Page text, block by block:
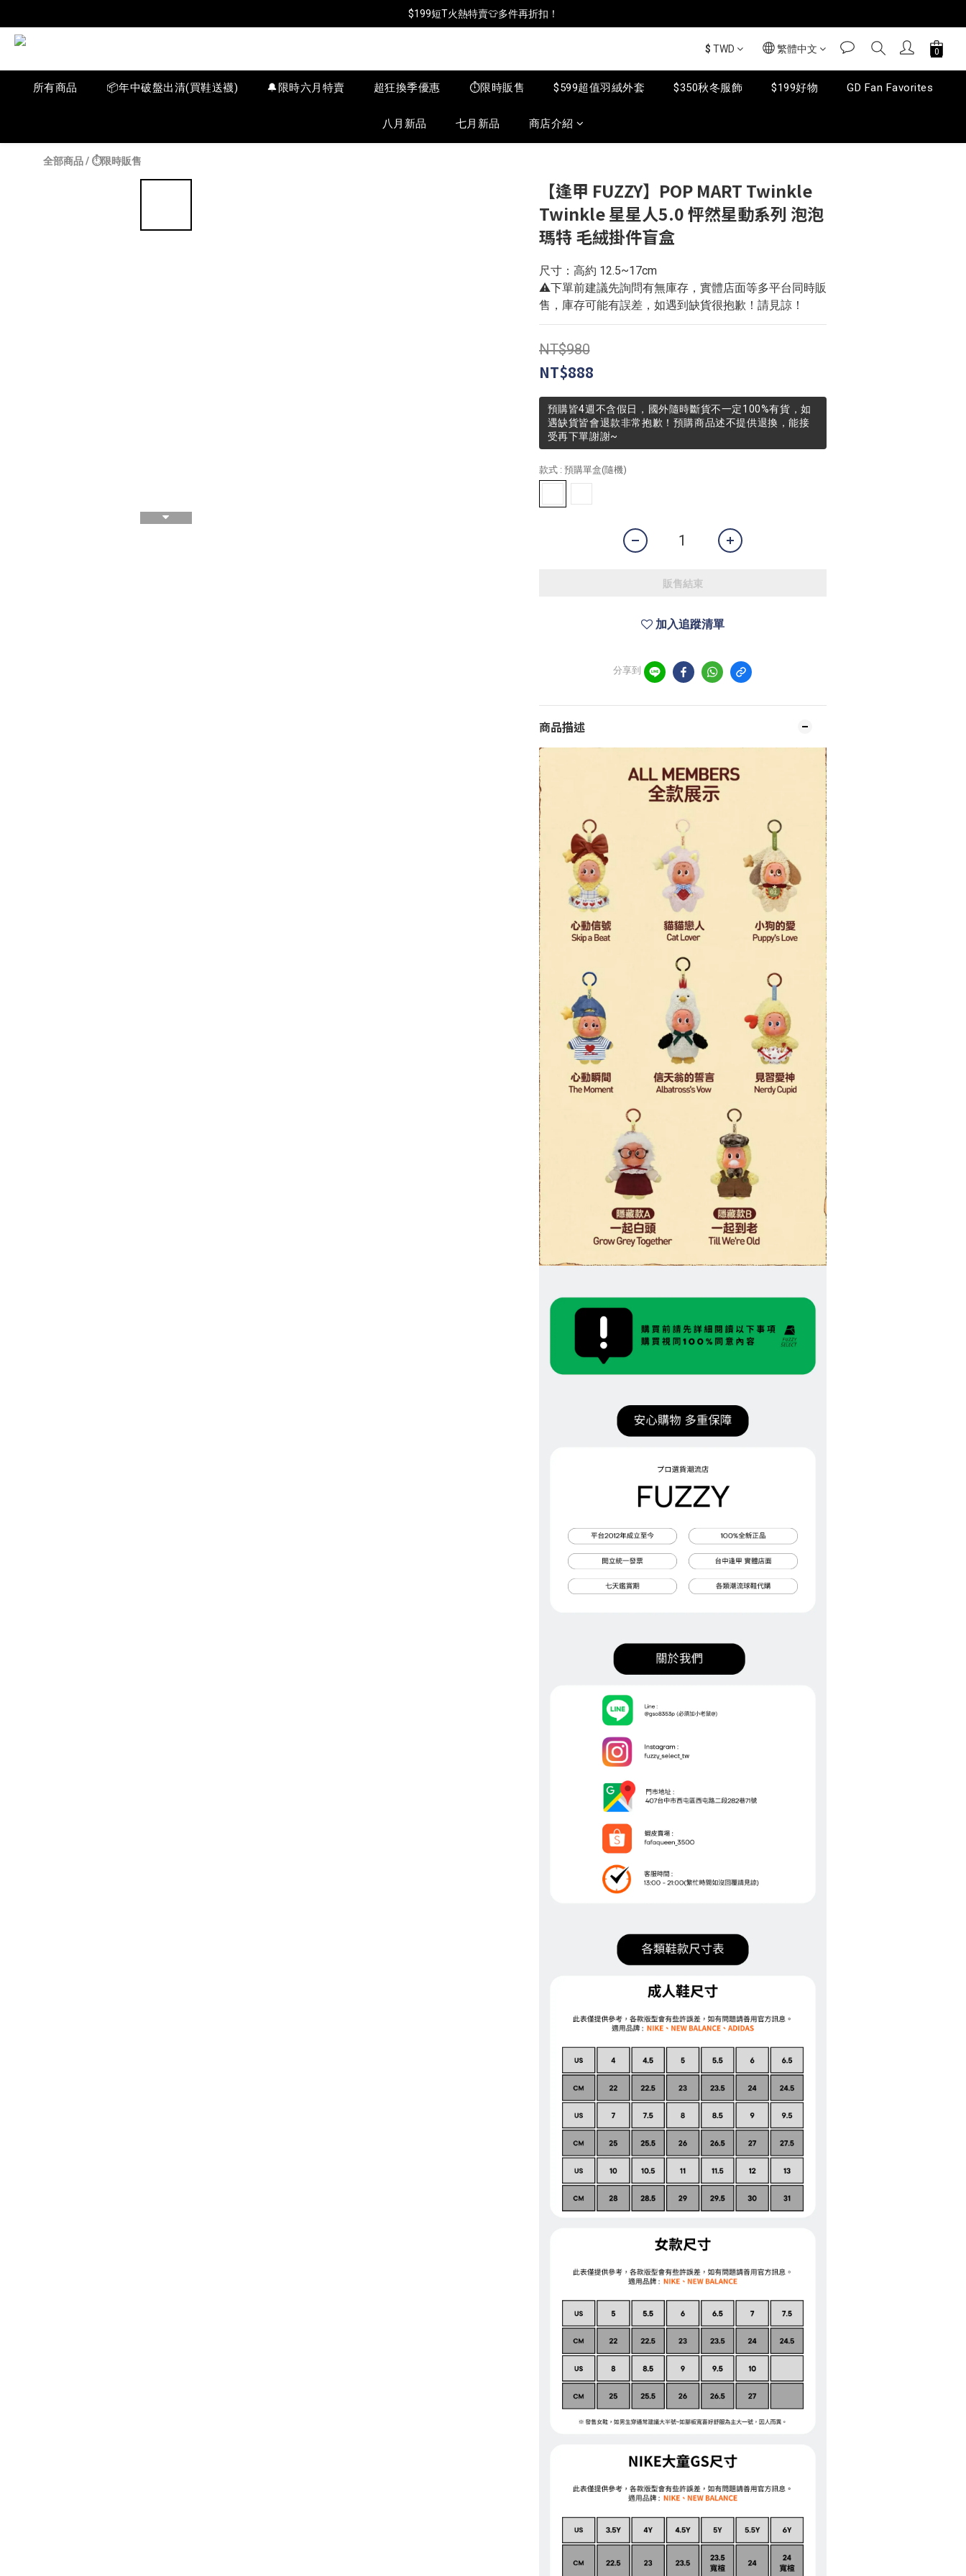
📦年中破盤出清(買鞋送襪)
$199短T火熱特賣👕多件再折扣！
$ TWD 繁體中文
所有商品 📦年中破盤出清(買鞋送襪) 🔔限時六月特賣 超狂換季優惠 ⏱️限時販售 $599超值羽絨外套 $350秋冬服飾 $199好物 GD Fan Favorites
八月新品 七月新品 商店介紹
全部商品/ ⏱️限時販售
【逢甲 FUZZY】POP MART Twinkle
Twinkle 星星人5.0 怦然星動系列 泡泡
瑪特 毛絨掛件盲盒
尺寸：高約 12.5~17cm
⚠️下單前建議先詢問有無庫存，實體店面等多平台同時販
售，庫存可能有誤差，如遇到缺貨很抱歉！請見諒！
NT$980
NT$888
預購皆4週不含假日，國外隨時斷貨不一定100%有貨，如
遇缺貨皆會退款非常抱歉！預購商品述不提供退換，能接
受再下單謝謝~
款式 : 預購單盒(隨機)
販售結束
加入追蹤清單
分享到
商品描述